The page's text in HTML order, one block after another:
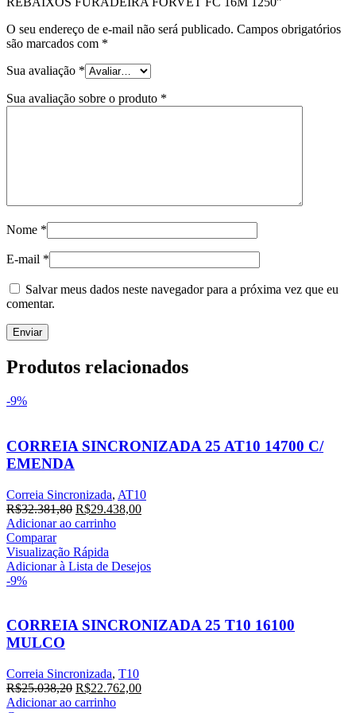
O seu endereço de e-mail não será publicado. Campos obrigatórios
são marcados com *
Sua avaliação *
Sua avaliação sobre o produto *
Nome *
E-mail *
Salvar meus dados neste navegador para a próxima vez que eu
comentar.
Produtos relacionados
-9%
CORREIA SINCRONIZADA 25 AT10 14700 C/
EMENDA
Correia Sincronizada, AT10
R$32.381,80 O
preço
era:
R$32.381,80.
R$29.438,00O
R$29.438,00.
Adicionar ao carrinho
Comparar
Visualização Rápida
Adicionar à Lista de Desejos
-9%
CORREIA SINCRONIZADA 25 T10 16100
MULCO
Correia Sincronizada, T10
R$25.038,20 O
preço
R$22.762,00O
Adicionar ao carrinho